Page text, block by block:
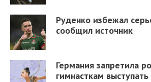
Руденко избежал
сообщил источник
Германия запретила
гимнасткам